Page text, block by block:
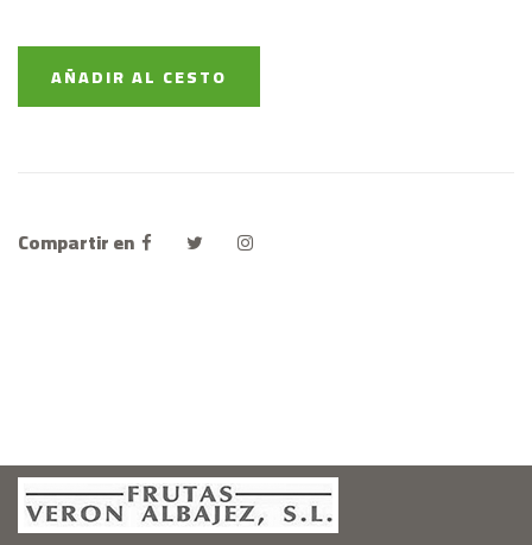
AÑADIR AL CESTO
Compartir en